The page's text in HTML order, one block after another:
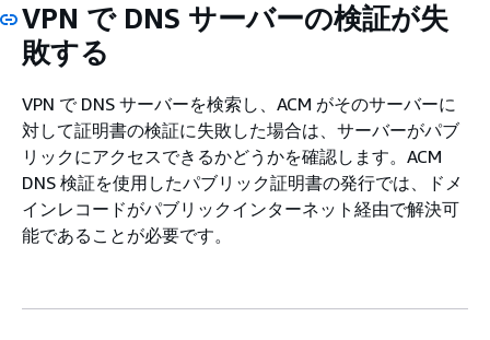
VPN で DNS サーバーの検証が失
敗する
VPN で DNS サーバーを検索し、ACM がそのサーバーに
対して証明書の検証に失敗した場合は、サーバーがパブ
リックにアクセスできるかどうかを確認します。ACM
DNS 検証を使用したパブリック証明書の発行では、ドメ
インレコードがパブリックインターネット経由で解決可
能であることが必要です。